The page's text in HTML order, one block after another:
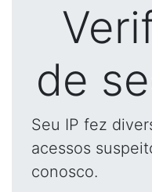
de
Seu IP fez
acessos
conosco.